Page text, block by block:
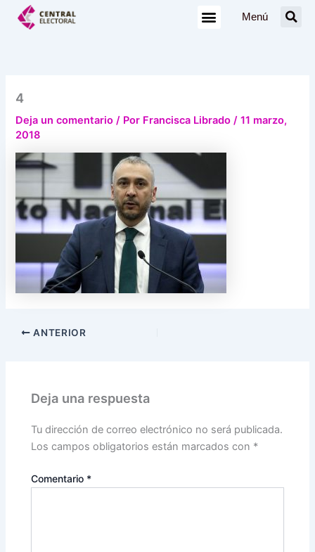
Menú
4
Deja un comentario / Por Francisca Librado/11 marzo,
2018
ANTERIOR
Deja una respuesta
Tu dirección de correo electrónico no será publicada.
Los campos obligatorios están marcados con *
Comentario *